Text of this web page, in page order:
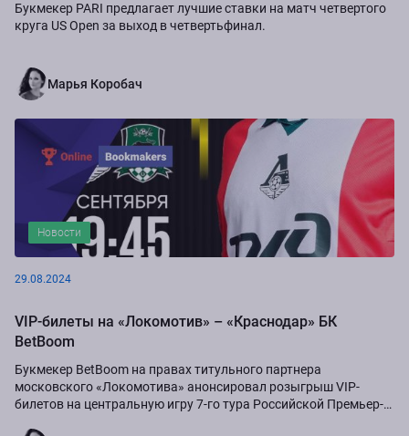
Букмекер PARI предлагает лучшие ставки на матч четвертого
круга US Open за выход в четвертьфинал.
Марья Коробач
Новости
29.08.2024
VIP-билеты на «Локомотив» – «Краснодар» БК
BetBoom
Букмекер BetBoom на правах титульного партнера
московского «Локомотива» анонсировал розыгрыш VIP-
билетов на центральную игру 7-го тура Российской Премьер-